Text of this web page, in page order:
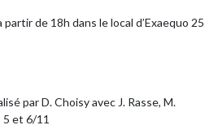
partir de 18h dans le local d’Exaequo 25
par D. Choisy avec J. Rasse, M.
5 et 6/11